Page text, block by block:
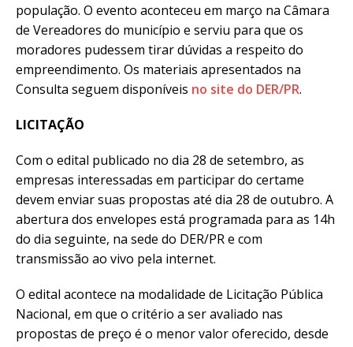
população. O evento aconteceu em março na Câmara
de Vereadores do município e serviu para que os
moradores pudessem tirar dúvidas a respeito do
empreendimento. Os materiais apresentados na
Consulta seguem disponíveis no site do DER/PR.
LICITAÇÃO
Com o edital publicado no dia 28 de setembro, as
empresas interessadas em participar do certame
devem enviar suas propostas até dia 28 de outubro. A
abertura dos envelopes está programada para as 14h
do dia seguinte, na sede do DER/PR e com
transmissão ao vivo pela internet.
O edital acontece na modalidade de Licitação Pública
Nacional, em que o critério a ser avaliado nas
propostas de preço é o menor valor oferecido, desde